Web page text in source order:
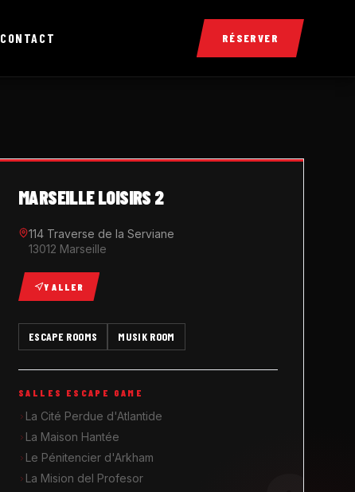
CONTACT RÉSERVER
MARSEILLE LOISIRS 2
114 Traverse de la Serviane
13012 Marseille
Y ALLER
ESCAPE ROOMS MUSIK ROOM
SALLES ESCAPE GAME
La Cité Perdue d'Atlantide
La Maison Hantée
Le Pénitencier d'Arkham
La Mision del Profesor